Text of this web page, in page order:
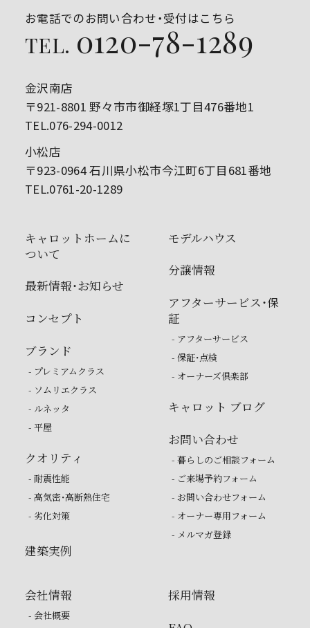
お電話でのお問い合わせ・受付はこちら
TEL. 0120-78-1289
金沢南店
〒921-8801 野々市市御経塚1丁目476番地1
TEL.076-294-0012
小松店
〒923-0964 石川県小松市今江町6丁目681番地
TEL.0761-20-1289
キャロットホームに
ついて
最新情報・お知らせ
コンセプト
ブランド
- プレミアムクラス
- ソムリエクラス
- ルネッタ
- 平屋
クオリティ
- 耐震性能
- 高気密・高断熱住宅
- 劣化対策
建築実例
モデルハウス
分譲情報
アフターサービス・保
証
- アフターサービス
- 保証・点検
- オーナーズ倶楽部
キャロット ブログ
お問い合わせ
- 暮らしのご相談フォーム
- ご来場予約フォーム
- お問い合わせフォーム
- オーナー専用フォーム
- メルマガ登録
会社情報
- 会社概要
採用情報